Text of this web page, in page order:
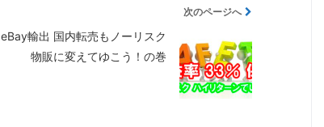
次のページへ
eBay輸出 国内転売もノーリスク
物販に変えてゆこう！の巻